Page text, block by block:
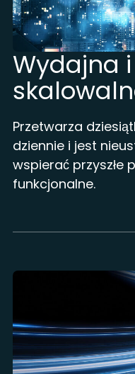
Wydajna i
Przetwarza
dziennie i jest
wspierać przyszłe
funkcjonalne.